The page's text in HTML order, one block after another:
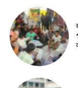
झारखंड न्यूज़
54 फीट के कांवर
साथ 105 किमी
देवघर पहुंचे 500
कांवरिया